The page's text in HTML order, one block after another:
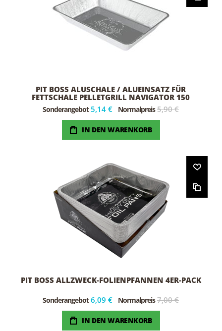
PIT BOSS ALUSCHALE / ALUEINSATZ FÜR
FETTSCHALE PELLETGRILL NAVIGATOR 150
Sonderangebot 5,14 € Normalpreis 5,90 €
IN DEN WARENKORB
PIT BOSS ALLZWECK-FOLIENPFANNEN 4ER-PACK
Sonderangebot 6,09 € Normalpreis 7,00 €
IN DEN WARENKORB